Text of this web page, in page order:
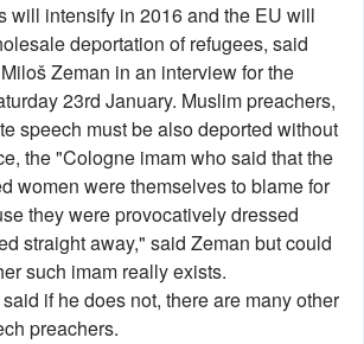
will intensify in 2016 and the EU will
deportation of refugees, said
Zeman in an interview for the
23rd January. Muslim preachers,
speech must be also deported without
the "Cologne imam who said that the
women were themselves to blame for
they were provocatively dressed
straight away," said Zeman but could
such imam really exists.
if he does not, there are many other
preachers.